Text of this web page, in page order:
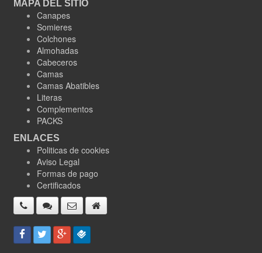
MAPA DEL SITIO
Canapes
Somieres
Colchones
Almohadas
Cabeceros
Camas
Camas Abatibles
Literas
Complementos
PACKS
ENLACES
Politicas de cookies
Aviso Legal
Formas de pago
Certificados